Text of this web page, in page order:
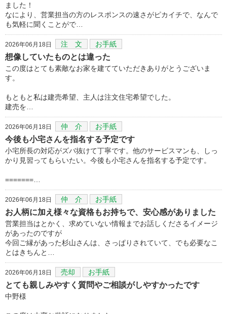
ました！
なにより、営業担当の方のレスポンスの速さがピカイチで、なんで
も気軽に聞くことがで…
2026年06月18日 注 文 お手紙
想像していたものとは違った
この度はとても素敵なお家を建てていただきありがとうございま
す。
もともと私は建売希望、主人は注文住宅希望でした。
建売を…
2026年06月18日 仲 介 お手紙
今後も小宅さんを指名する予定です
小宅所長の対応がズバ抜けて丁寧です。他のサービスマンも、しっ
かり見習ってもらいたい。今後も小宅さんを指名する予定です。
=======…
2026年06月18日 仲 介 お手紙
お人柄に加え様々な資格もお持ちで、安心感がありました
営業担当はとかく、求めていない情報までお話しくださるイメージ
があったのですが
今回ご縁があった杉山さんは、さっぱりされていて、でも必要なこ
とはきちんと…
2026年06月18日 売却 お手紙
とても親しみやすく質問やご相談がしやすかったです
中野様